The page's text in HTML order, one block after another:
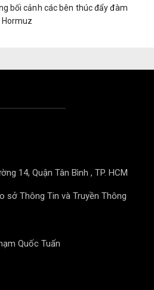
bối cảnh các bên thúc đẩy đàm
14, Quận Tân Bình , TP. HCM
sở Thông Tin và Truyền Thông
Quốc Tuấn